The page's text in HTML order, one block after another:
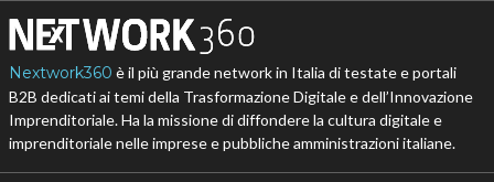
Nextwork360 è il più grande network in Italia di testate e portali
B2B dedicati ai temi della Trasformazione Digitale e dell’Innovazione
Imprenditoriale. Ha la missione di diffondere la cultura digitale e
imprenditoriale nelle imprese e pubbliche amministrazioni italiane.